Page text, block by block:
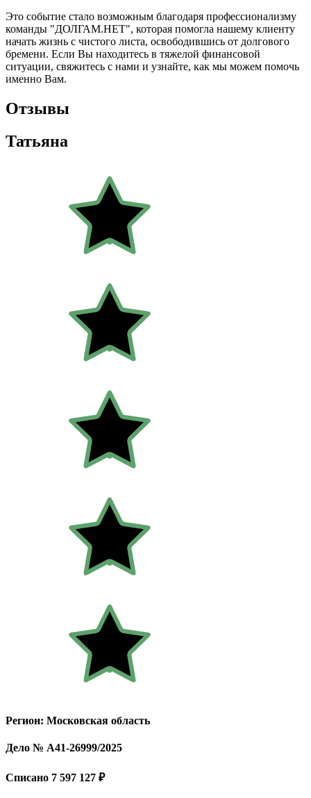
Это событие стало возможным благодаря профессионализму
команды "ДОЛГАМ.НЕТ", которая помогла нашему клиенту
начать жизнь с чистого листа, освободившись от долгового
бремени. Если Вы находитесь в тяжелой финансовой
ситуации, свяжитесь с нами и узнайте, как мы можем помочь
именно Вам.
Отзывы
Татьяна
Регион: Московская область
Дело № А41-26999/2025
Списано 7 597 127 ₽